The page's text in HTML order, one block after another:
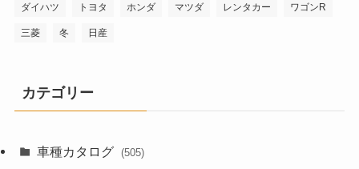
ダイハツ トヨタ ホンダ マツダ レンタカー ワゴンR
三菱 冬 日産
カテゴリー
車種カタログ (505)